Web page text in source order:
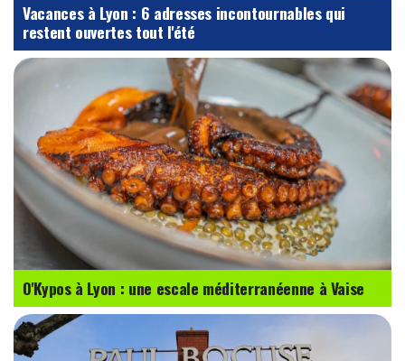
Vacances à Lyon : 6 adresses incontournables qui
restent ouvertes tout l'été
O'Kypos à Lyon : une escale méditerranéenne à Vaise